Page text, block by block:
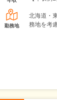
勤務地
北海道・
務地を考